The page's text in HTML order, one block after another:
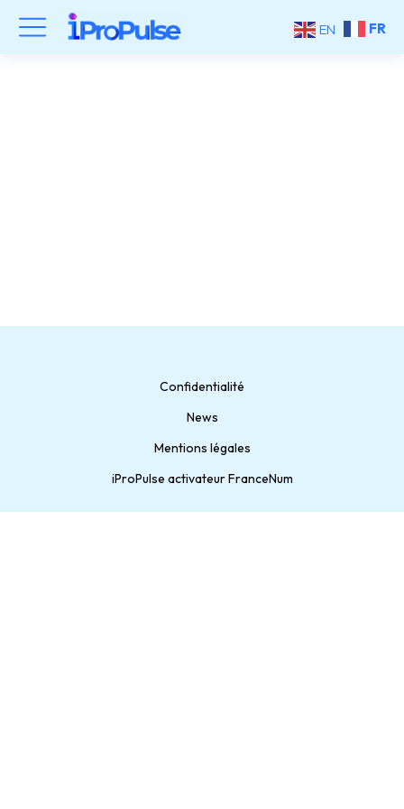
Confidentialité
News
Mentions légales
iProPulse activateur FranceNum
EN FR